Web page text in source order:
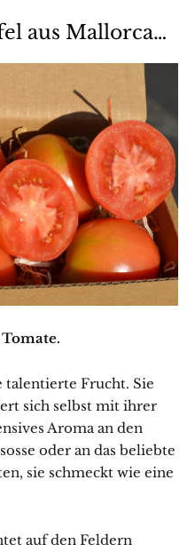
aus Mallorca…
talentierte Frucht. Sie
sich selbst mit ihrer
Aroma an den
oder an das beliebte
sie schmeckt wie eine
auf den Feldern